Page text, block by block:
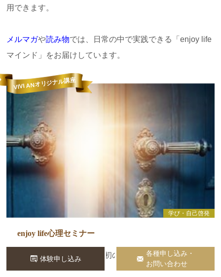
用できます。
メルマガや読み物では、日常の中で実践できる「enjoy life
マインド」をお届けしています。
VIVI ANオリジナル講座
学び・自己啓発
enjoy life心理セミナー
人生の流れに気づく、最初の一歩
体験申し込み
各種申し込み・
お問い合わせ